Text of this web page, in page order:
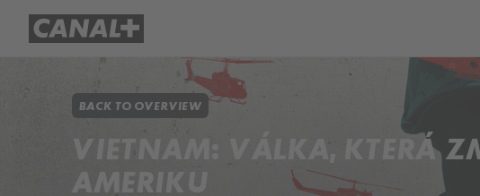
BACK TO OVERVIEW
VIETNAM: VÁLKA, KTERÁ
AMERIKU